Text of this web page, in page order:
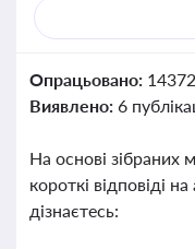
Опрацьовано:
Виявлено: 6
На основі зібраних
короткі відповіді
дізнаєтесь: